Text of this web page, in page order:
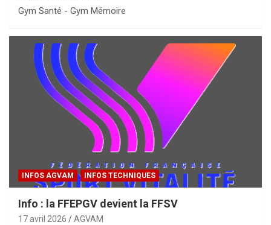
Gym Santé - Gym Mémoire
INFOS AGVAM INFOS TECHNIQUES
Info : la FFEPGV devient la FFSV
17 avril 2026 AGVAM